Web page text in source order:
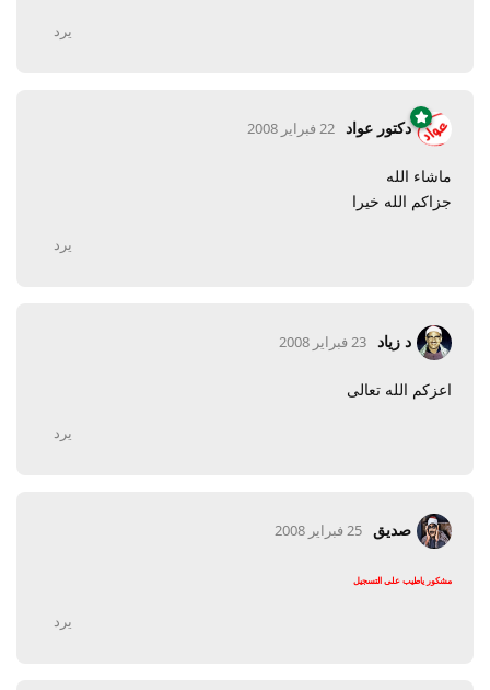
يرد
دكتور عواد 22 فبراير 2008
ماشاء الله
جزاكم الله خيرا
يرد
د زياد 23 فبراير 2008
اعزكم الله تعالى
يرد
صديق 25 فبراير 2008
مشكور ياطيب على التسجيل
يرد